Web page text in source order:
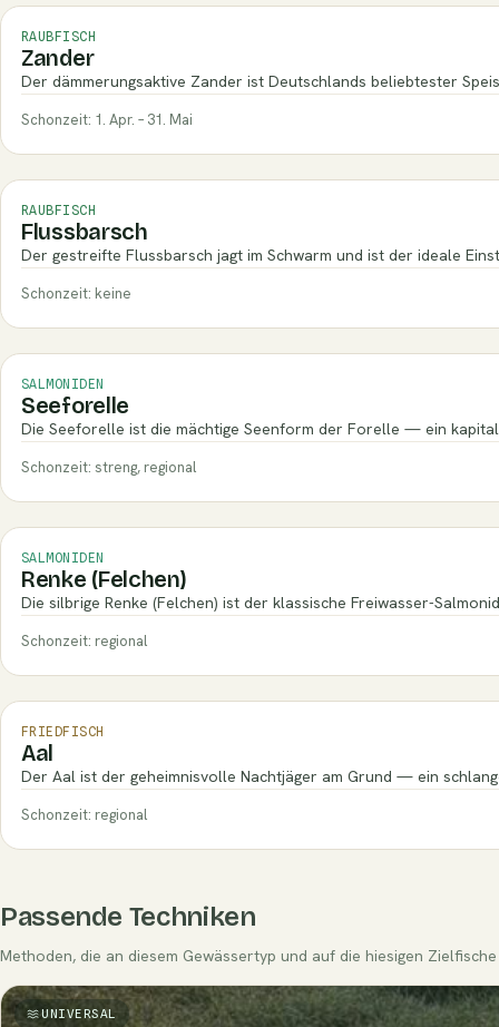
RAUBFISCH
Zander
Der dämmerungsaktive Zander ist Deutschlands beliebtester
Schonzeit: 1. Apr. – 31. Mai
RAUBFISCH
Flussbarsch
Der gestreifte Flussbarsch jagt im Schwarm und ist der ideale
Schonzeit: keine
SALMONIDEN
Seeforelle
Die Seeforelle ist die mächtige Seenform der Forelle — ein
Schonzeit: streng, regional
SALMONIDEN
Renke (Felchen)
Die silbrige Renke (Felchen) ist der klassische Freiwasser-
Schonzeit: regional
FRIEDFISCH
Aal
Der Aal ist der geheimnisvolle Nachtjäger am Grund — ein
Schonzeit: regional
Passende Techniken
Methoden, die an diesem Gewässertyp und auf die hiesigen
UNIVERSAL